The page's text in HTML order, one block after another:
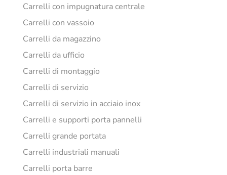
Carrelli con impugnatura centrale
Carrelli con vassoio
Carrelli da magazzino
Carrelli da ufficio
Carrelli di montaggio
Carrelli di servizio
Carrelli di servizio in acciaio inox
Carrelli e supporti porta pannelli
Carrelli grande portata
Carrelli industriali manuali
Carrelli porta barre